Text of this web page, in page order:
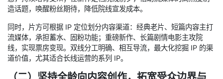
造话题，唤醒粉丝期待，降低院线宣发成本。
同时，片方可根据 IP 定位划分内容渠道：经典老片、短篇内容主打
流媒体，承担蓄水、固粉功能；重磅新作、长篇剧情电影主攻院
线，实现票房变现。双线分工明确、相互导流，最大化挖掘 IP 的渠
道价值，尤其适合长线运营的系列 IP。